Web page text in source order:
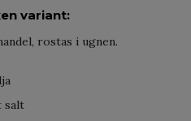
variant:
rostas i ugnen.
salt